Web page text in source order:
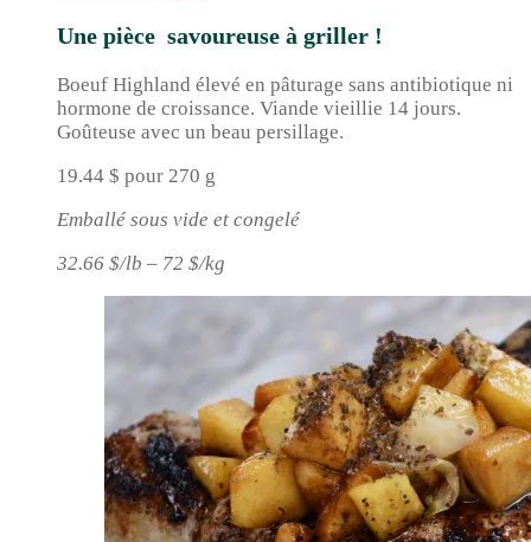
Une pièce savoureuse à griller !
Boeuf Highland élevé en pâturage sans antibiotique ni
hormone de croissance. Viande vieillie 14 jours.
Goûteuse avec un beau persillage.
19.44 $ pour 270 g
Emballé sous vide et congelé
32.66 $/lb – 72 $/kg